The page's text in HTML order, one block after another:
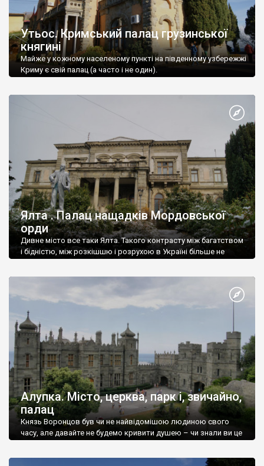
Утьос. Кримський палац грузинської
княгині
Майже у кожному населеному пункті на південному узбережжі
Криму є свій палац (а часто і не один).
Ялта . Палац нащадків Мордовської
орди
Дивне місто все таки Ялта. Такого контрасту між багатством
і бідністю, між розкішшю і розрухою в Україні більше не
Алупка. Місто, церква, парк і, звичайно,
палац
Князь Воронцов був чи не найвідомішою людиною свого
часу, але давайте не будемо кривити душею – чи знали ви це